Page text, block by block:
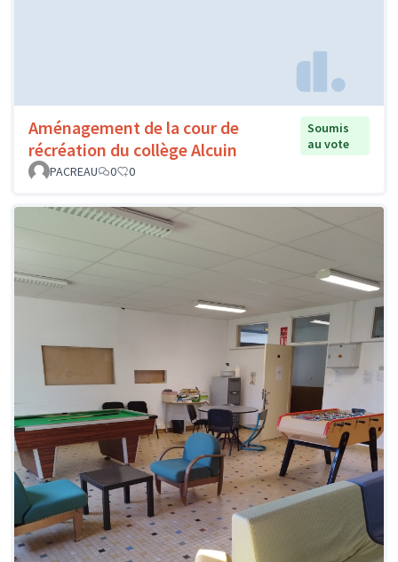
Aménagement de la cour de
récréation du collège Alcuin
Soumis
au vote
PACREAU
0 0